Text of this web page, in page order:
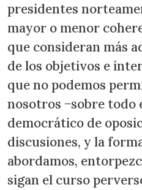
presidentes
mayor o menor
que consideran más
de los objetivos e
que no podemos
nosotros −sobre todo
democrático de
discusiones, y la
abordamos,
sigan el curso